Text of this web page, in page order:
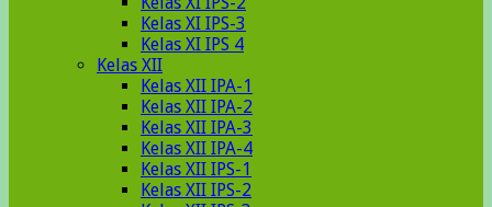
Kelas XI IPS-3
Kelas XI IPS 4
Kelas XII
Kelas XII IPA-1
Kelas XII IPA-2
Kelas XII IPA-3
Kelas XII IPA-4
Kelas XII IPS-1
Kelas XII IPS-2